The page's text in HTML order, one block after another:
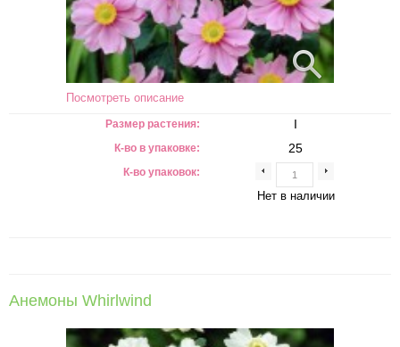
Посмотреть описание
Размер растения:
К-во в упаковке:
К-во упаковок:
I
25
Нет в наличии
Анемоны Whirlwind